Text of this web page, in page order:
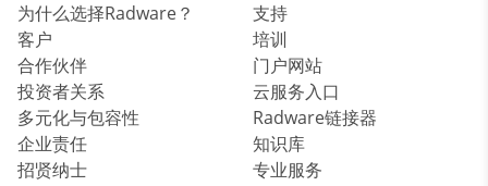
为什么选择Radware？
客户
合作伙伴
投资者关系
多元化与包容性
企业责任
招贤纳士
支持
培训
门户网站
云服务入口
Radware链接器
知识库
专业服务